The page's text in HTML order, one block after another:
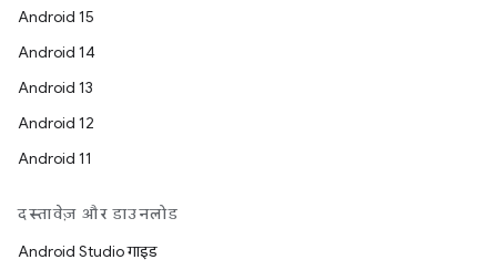
Android 15
Android 14
Android 13
Android 12
Android 11
दस्तावेज़ और डाउनलोड
Android Studio गाइड